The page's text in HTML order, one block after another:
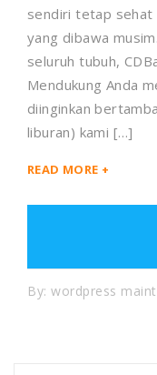
sendiri tetap sehat
yang dibawa
seluruh tubuh,
Mendukung Anda
diinginkan
liburan) kami […]
READ MORE +
By: wordpress